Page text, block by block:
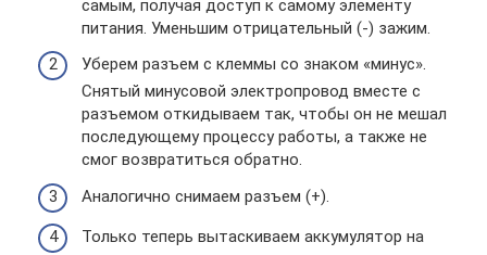
самым, получая доступ к самому элементу
питания. Уменьшим отрицательный (-) зажим.
Уберем разъем с клеммы со знаком «минус».
Снятый минусовой электропровод вместе с
разъемом откидываем так, чтобы он не мешал
последующему процессу работы, а также не
смог возвратиться обратно.
Аналогично снимаем разъем (+).
Только теперь вытаскиваем аккумулятор на